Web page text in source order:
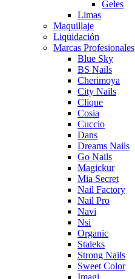
Geles
Limas
Maquillaje
Liquidación
Marcas Profesionales
Blue Sky
BS Nails
Cherimoya
City Nails
Clique
Cosia
Cuccio
Dans
Dreams Nails
Go Nails
Magickur
Mia Secret
Nail Factory
Nail Pro
Navi
Nsi
Organic
Staleks
Strong Nails
Sweet Color
Imagi